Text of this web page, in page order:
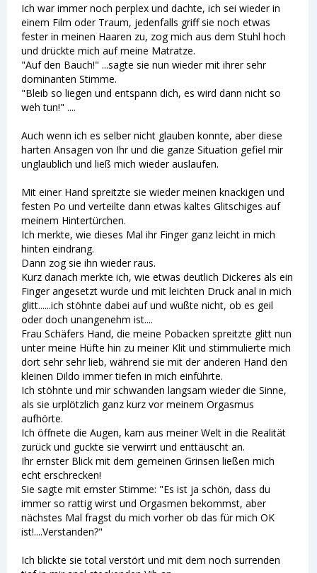
Ich war immer noch perplex und dachte, ich sei wieder in
einem Film oder Traum, jedenfalls griff sie noch etwas
fester in meinen Haaren zu, zog mich aus dem Stuhl hoch
und drückte mich auf meine Matratze.
"Auf den Bauch!" ...sagte sie nun wieder mit ihrer sehr
dominanten Stimme.
"Bleib so liegen und entspann dich, es wird dann nicht so
weh tun!" ....
Auch wenn ich es selber nicht glauben konnte, aber diese
harten Ansagen von Ihr und die ganze Situation gefiel mir
unglaublich und ließ mich wieder auslaufen.
Mit einer Hand spreitzte sie wieder meinen knackigen und
festen Po und verteilte dann etwas kaltes Glitschiges auf
meinem Hintertürchen.
Ich merkte, wie dieses Mal ihr Finger ganz leicht in mich
hinten eindrang.
Dann zog sie ihn wieder raus.
Kurz danach merkte ich, wie etwas deutlich Dickeres als ein
Finger angesetzt wurde und mit leichten Druck anal in mich
glitt......ich stöhnte dabei auf und wußte nicht, ob es geil
oder doch unangenehm ist....
Frau Schäfers Hand, die meine Pobacken spreitzte glitt nun
unter meine Hüfte hin zu meiner Klit und stimmulierte mich
dort sehr sehr lieb, während sie mit der anderen Hand den
kleinen Dildo immer tiefen in mich einführte.
Ich stöhnte und mir schwanden langsam wieder die Sinne,
als sie urplötzlich ganz kurz vor meinem Orgasmus
aufhörte.
Ich öffnete die Augen, kam aus meiner Welt in die Realität
zurück und guckte sie verwirrt und enttäuscht an.
Ihr ernster Blick mit dem gemeinen Grinsen ließen mich
echt erschrecken!
Sie sagte mit ernster Stimme: "Es ist ja schön, dass du
immer so rattig wirst und Orgasmen bekommst, aber
nächstes Mal fragst du mich vorher ob das für mich OK
ist!....Verstanden?"
Ich blickte sie total verstört und mit dem noch surrenden